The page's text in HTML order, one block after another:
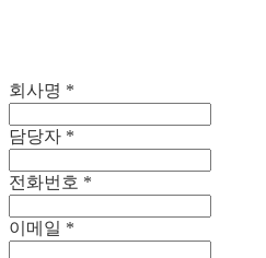
회사명 *
담당자 *
전화번호 *
이메일 *